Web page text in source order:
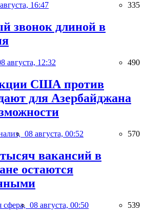
16:47 335
звонок длиной в
августа, 12:32 490
США против
для Азербайджана
08 августа, 00:52 570
вакансий в
остаются
сфера, 08 августа, 00:50 539